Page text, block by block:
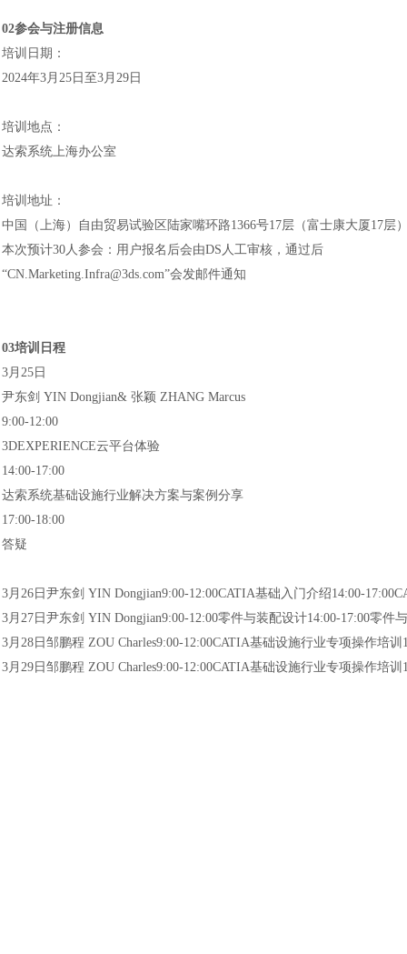
02参会与注册信息
培训日期：
2024年3月25日至3月29日
培训地点：
达索系统上海办公室
培训地址：
中国（上海）自由贸易试验区陆家嘴环路1366号17层（富士康大厦17层
本次预计30人参会：用户报名后会由DS人工审核，通过后
“CN.Marketing.Infra@3ds.com”会发邮件通知
03培训日程
3月25日
尹东剑 YIN Dongjian& 张颖 ZHANG Marcus
9:00-12:00
3DEXPERIENCE云平台体验
14:00-17:00
达索系统基础设施行业解决方案与案例分享
17:00-18:00
答疑
3月26日尹东剑 YIN Dongjian9:00-12:00CATIA基础入门介绍14:00-
3月27日尹东剑 YIN Dongjian9:00-12:00零件与装配设计14:00-17:00零件
3月28日邹鹏程 ZOU Charles9:00-12:00CATIA基础设施行业专项操作培
3月29日邹鹏程 ZOU Charles9:00-12:00CATIA基础设施行业专项操作培